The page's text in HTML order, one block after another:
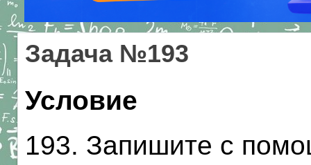
Задача №193
Условие
193. Запишите с